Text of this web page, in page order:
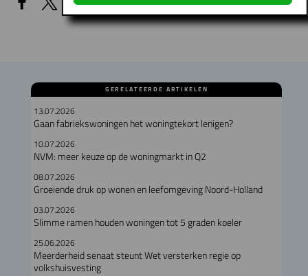
GERELATEERDE ARTIKELEN
13.07.2026
Gaan fabriekswoningen het woningtekort lenigen?
10.07.2026
NVM: meer keuze op de woningmarkt in Q2
08.07.2026
Groeiende druk op wonen en leefomgeving Noord-Holland
03.07.2026
Slimme ramen houden woningen tot 5 graden koeler
25.06.2026
Meerderheid senaat steunt Wet versterken regie op
volkshuisvesting